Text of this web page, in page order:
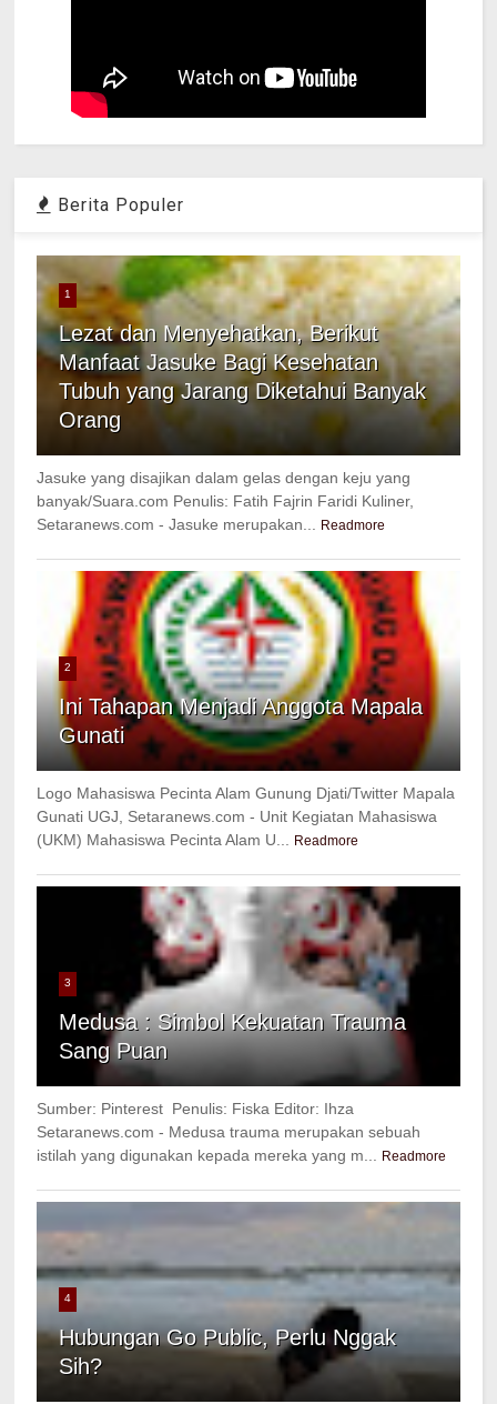
Berita Populer
1
Lezat dan Menyehatkan, Berikut
Manfaat Jasuke Bagi Kesehatan
Tubuh yang Jarang Diketahui Banyak
Orang
Jasuke yang disajikan dalam gelas dengan keju yang
banyak/Suara.com Penulis: Fatih Fajrin Faridi Kuliner,
Setaranews.com - Jasuke merupakan...
Readmore
2
Ini Tahapan Menjadi Anggota Mapala
Gunati
Logo Mahasiswa Pecinta Alam Gunung Djati/Twitter Mapala
Gunati UGJ, Setaranews.com - Unit Kegiatan Mahasiswa
(UKM) Mahasiswa Pecinta Alam U...
Readmore
3
Medusa : Simbol Kekuatan Trauma
Sang Puan
Sumber: Pinterest Penulis: Fiska Editor: Ihza
Setaranews.com - Medusa trauma merupakan sebuah
istilah yang digunakan kepada mereka yang m...
Readmore
4
Hubungan Go Public, Perlu Nggak
Sih?